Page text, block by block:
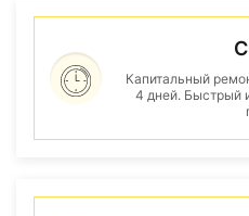
Капитальный
4 дней. Быстрый